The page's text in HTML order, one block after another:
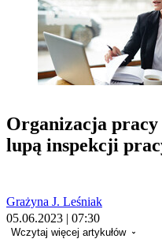
Organizacja
lupą inspekcji
Grażyna J. Leśniak
05.06.2023 | 07:30
Wczytaj więcej artykułów